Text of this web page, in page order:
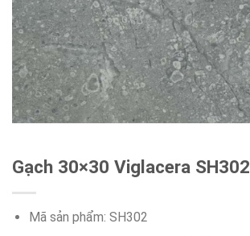
Gạch 30×30 Viglacera SH302
Mã sản phẩm: SH302